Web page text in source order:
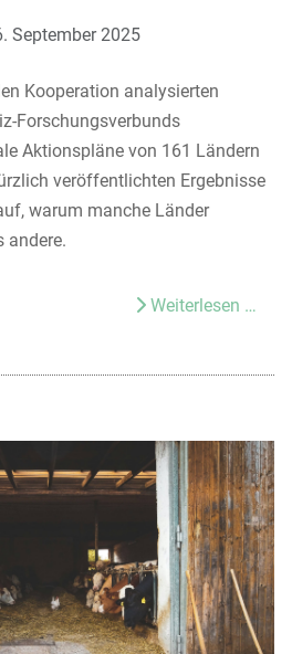
September 2025
Kooperation analysierten
Forschungsverbunds
Aktionspläne von 161 Ländern
veröffentlichten Ergebnisse
warum manche Länder
andere.
Weiterlesen …